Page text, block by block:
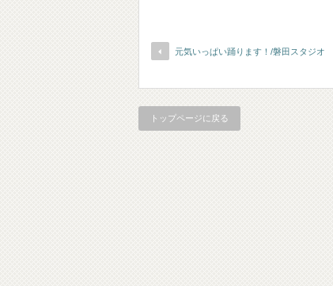
元気いっぱい踊ります！/磐田スタジオ
トップページに戻る